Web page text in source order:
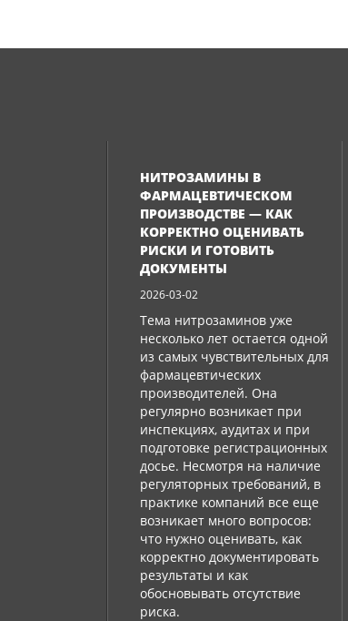
НИТРОЗАМИНЫ В
ФАРМАЦЕВТИЧЕСКОМ
ПРОИЗВОДСТВЕ — КАК
КОРРЕКТНО ОЦЕНИВАТЬ
РИСКИ И ГОТОВИТЬ
ДОКУМЕНТЫ
2026-03-02
Тема нитрозаминов уже
несколько лет остается одной
из самых чувствительных для
фармацевтических
производителей. Она
регулярно возникает при
инспекциях, аудитах и ​​при
подготовке регистрационных
досье. Несмотря на наличие
регуляторных требований, в
практике компаний все еще
возникает много вопросов:
что нужно оценивать, как
корректно документировать
результаты и как
обосновывать отсутствие
риска.